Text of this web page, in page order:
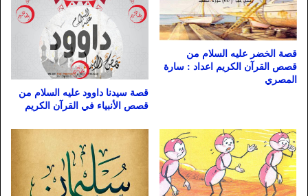
قصة الخضر عليه السلام من
قصص القرآن الكريم اعداد : سارة
المصري
قصة سيدنا داوود عليه السلام من
قصص الأنبياء في القرآن الكريم